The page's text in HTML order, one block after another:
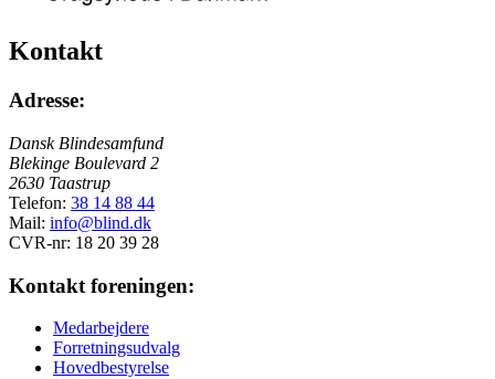
Kontakt
Adresse:
Dansk Blindesamfund
Blekinge Boulevard 2
2630 Taastrup
Telefon: 38 14 88 44
Mail: info@blind.dk
CVR-nr: 18 20 39 28
Kontakt foreningen:
Medarbejdere
Forretningsudvalg
Hovedbestyrelse